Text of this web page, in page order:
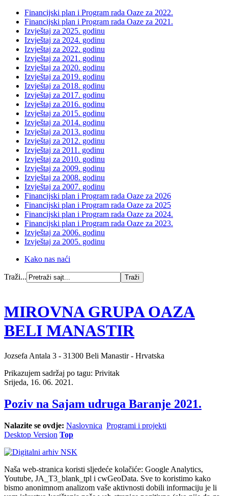
Financijski plan i Program rada Oaze za 2022.
Financijski plan i Program rada Oaze za 2021.
Izvještaj za 2025. godinu
Izvještaj za 2024. godinu
Izvještaj za 2022. godinu
Izvještaj za 2021. godinu
Izvještaj za 2020. godinu
Izvještaj za 2019. godinu
Izvještaj za 2018. godinu
Izvještaj za 2017. godinu
Izvještaj za 2016. godinu
Izvještaj za 2015. godinu
Izvještaj za 2014. godinu
Izvještaj za 2013. godinu
Izvještaj za 2012. godinu
Izvještaj za 2011. godinu
Izvještaj za 2010. godinu
Izvještaj za 2009. godinu
Izvještaj za 2008. godinu
Izvještaj za 2007. godinu
Financijski plan i Program rada Oaze za 2026
Financijski plan i Program rada Oaze za 2025
Financijski plan i Program rada Oaze za 2024.
Financijski plan i Program rada Oaze za 2023.
Izvještaj za 2006. godinu
Izvještaj za 2005. godinu
Kako nas naći
Traži...
MIROVNA GRUPA OAZA
BELI MANASTIR
Jozsefa Antala 3 - 31300 Beli Manastir - Hrvatska
Prikazujem sadržaj po tagu: Privitak
Srijeda, 16. 06. 2021.
Poziv na Sajam udruga Baranje 2021.
Nalazite se ovdje: Naslovnica Programi i projekti
Desktop Version Top
Naša web-stranica koristi sljedeće kolačiće: Google Analytics,
Youtube, JA_T3_blank_tpl i cwGeoData. Sve to koristimo kako
bismo anonimnom analizom vaše aktivnosti dobili informaciju je li